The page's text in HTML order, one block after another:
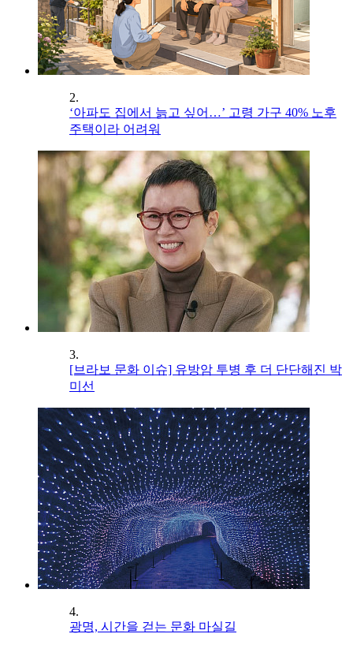
2.
‘아파도 집에서 늙고 싶어…’ 고령 가구 40% 노후
주택이라 어려워
3.
[브라보 문화 이슈] 유방암 투병 후 더 단단해진 박
미선
4.
광명, 시간을 걷는 문화 마실길